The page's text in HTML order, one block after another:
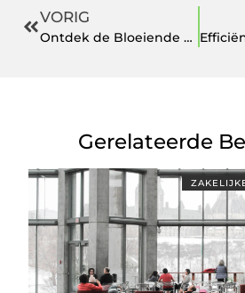
VORIG
Ontdek de Bloeiende Vastgoedmarkt van Hoofddorp
Gerelateerde